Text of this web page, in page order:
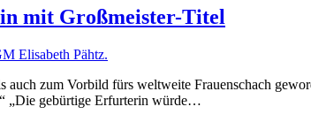
mit Großmeister-Titel
auch zum Vorbild fürs weltweite Frauenschach
„Die gebürtige Erfurterin würde…